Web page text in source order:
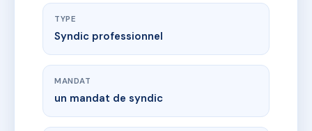
TYPE
Syndic professionnel
MANDAT
un mandat de syndic